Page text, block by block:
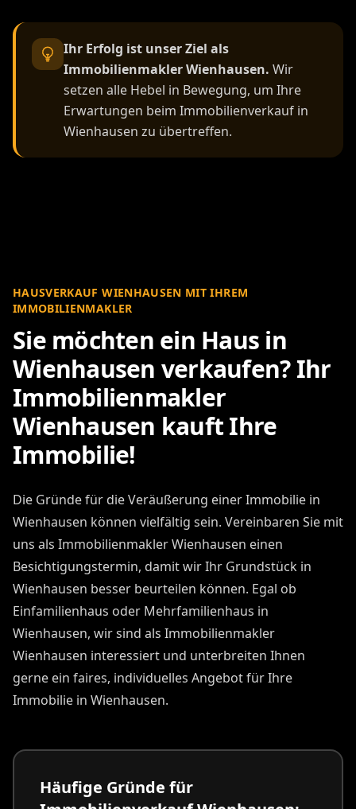
Ihr Erfolg ist unser Ziel als
Immobilienmakler Wienhausen. Wir
setzen alle Hebel in Bewegung, um Ihre
Erwartungen beim Immobilienverkauf in
Wienhausen zu übertreffen.
HAUSVERKAUF WIENHAUSEN MIT IHREM
IMMOBILIENMAKLER
Sie möchten ein Haus in
Wienhausen verkaufen? Ihr
Immobilienmakler
Wienhausen kauft Ihre
Immobilie!
Die Gründe für die Veräußerung einer Immobilie in
Wienhausen können vielfältig sein. Vereinbaren Sie mit
uns als Immobilienmakler Wienhausen einen
Besichtigungstermin, damit wir Ihr Grundstück in
Wienhausen besser beurteilen können. Egal ob
Einfamilienhaus oder Mehrfamilienhaus in
Wienhausen, wir sind als Immobilienmakler
Wienhausen interessiert und unterbreiten Ihnen
gerne ein faires, individuelles Angebot für Ihre
Immobilie in Wienhausen.
Häufige Gründe für